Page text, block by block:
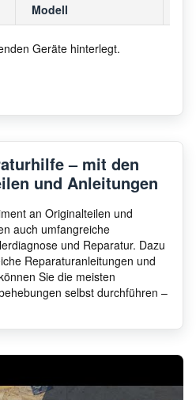
Modell
Geräte hinterlegt.
– mit den
und Anleitungen
an Originalteilen und
auch umfangreiche
und Reparatur. Dazu
Reparaturanleitungen und
Sie die meisten
selbst durchführen –